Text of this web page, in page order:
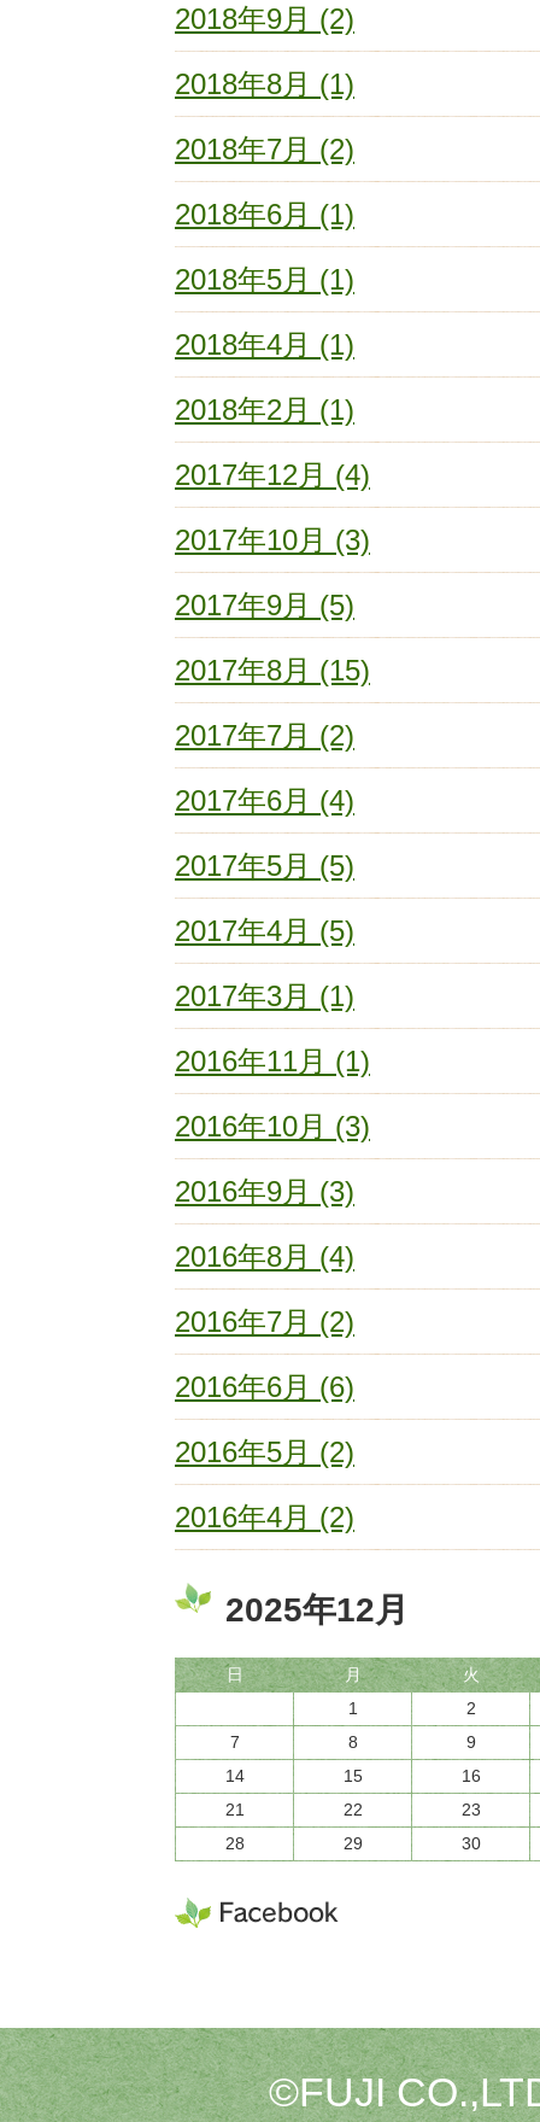
2018年9月 (2)
2018年8月 (1)
2018年7月 (2)
2018年6月 (1)
2018年5月 (1)
2018年4月 (1)
2018年2月 (1)
2017年12月 (4)
2017年10月 (3)
2017年9月 (5)
2017年8月 (15)
2017年7月 (2)
2017年6月 (4)
2017年5月 (5)
2017年4月 (5)
2017年3月 (1)
2016年11月 (1)
2016年10月 (3)
2016年9月 (3)
2016年8月 (4)
2016年7月 (2)
2016年6月 (6)
2016年5月 (2)
2016年4月 (2)
2025年12月
日 月
火
1
2
7
8
9
14
15
16
21
22
23
28
29 30
©FUJI